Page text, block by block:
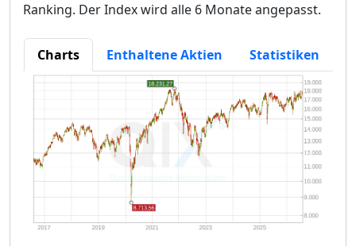
Ranking. Der Index wird alle 6 Monate angepasst.
Charts Enthaltene Aktien Statistiken